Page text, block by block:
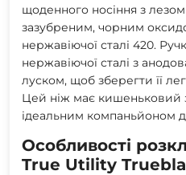
щоденного носіння з
зазубреним, чорним
нержавіючої сталі 420.
нержавіючої сталі з
луском, щоб зберегти її
Цей ніж має кишеньковий
ідеальним компаньйоном
Особливості
True Utility